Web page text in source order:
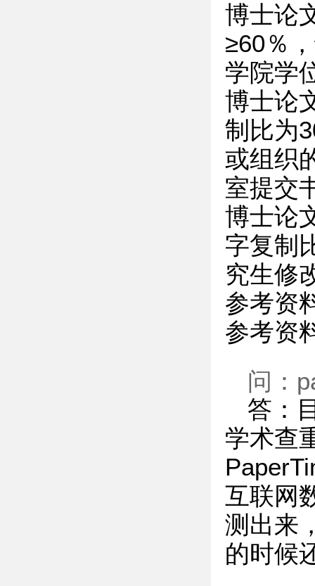
博士论
≥60％
学院学
博士论
制比为
或组织
室提交
博士论
字复制
究生修
参考资
参考资
问：
答：
学术查
互联网
测出来
的时候